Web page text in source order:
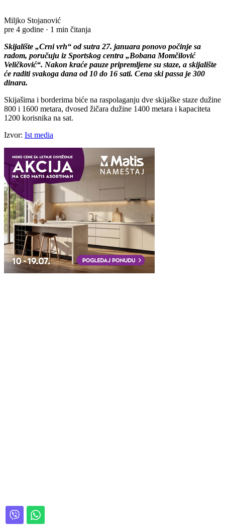
Miljko Stojanović
pre 4 godine · 1 min čitanja
Skijalište „Crni vrh“ od sutra 27. januara ponovo počinje sa
radom, poručuju iz Sportskog centra „Bobana Momčilović
Veličković“. Nakon kraće pauze pripremljene su staze, a skijalište
će raditi svakoga dana od 10 do 16 sati. Cena ski passa je 300
dinara.
Skijašima i borderima biće na raspolaganju dve skijaške staze dužine
800 i 1600 metara, dvosed žičara dužine 1400 metara i kapaciteta
1200 korisnika na sat.
Izvor: Ist media